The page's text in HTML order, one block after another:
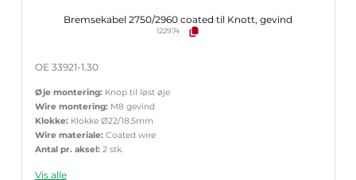
Bremsekabel 2750/2960 coated til Knott, gevind
122974
OE 33921-1.30
Øje montering: Knop til løst øje
Wire montering: M8 gevind
Klokke: Klokke Ø22/18.5mm
Wire materiale: Coated wire
Antal pr. aksel: 2 stk.
Vis alle